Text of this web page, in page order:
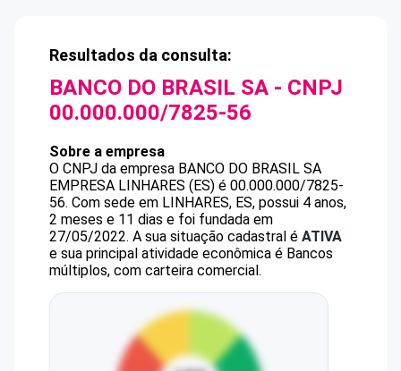
Resultados da consulta:
BANCO DO BRASIL SA - CNPJ
00.000.000/7825-56
Sobre a empresa
O CNPJ da empresa BANCO DO BRASIL SA
EMPRESA LINHARES (ES) é 00.000.000/7825-
56. Com sede em LINHARES, ES, possui 4 anos,
2 meses e 11 dias e foi fundada em
27/05/2022. A sua situação cadastral é ATIVA
e sua principal atividade econômica é Bancos
múltiplos, com carteira comercial.